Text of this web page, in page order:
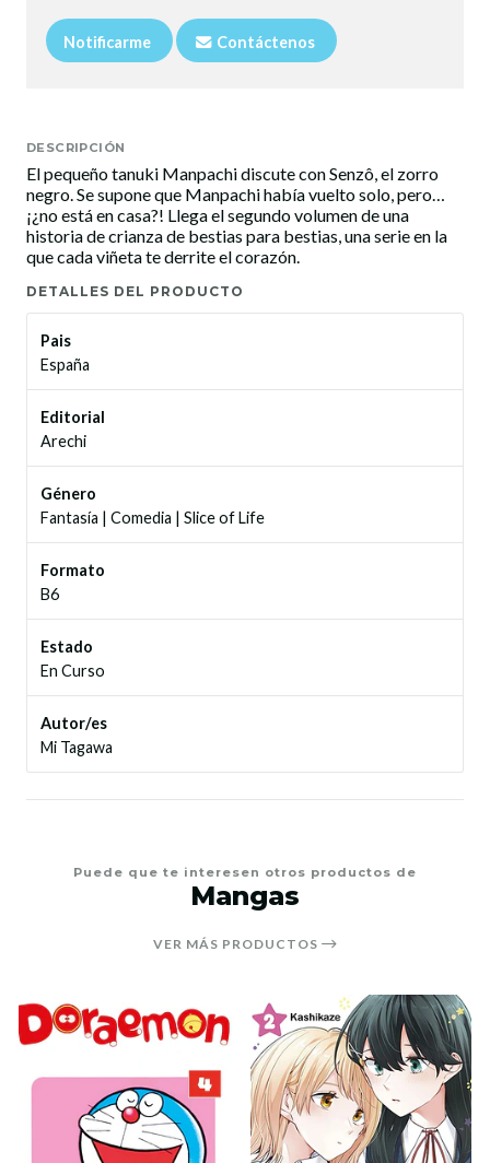
Notificarme Contáctenos
DESCRIPCIÓN
El pequeño tanuki Manpachi discute con Senzô, el zorro
negro. Se supone que Manpachi había vuelto solo, pero…
¡¿no está en casa?! Llega el segundo volumen de una
historia de crianza de bestias para bestias, una serie en la
que cada viñeta te derrite el corazón.
DETALLES DEL PRODUCTO
Pais
España
Editorial
Arechi
Género
Fantasía | Comedia | Slice of Life
Formato
B6
Estado
En Curso
Autor/es
Mi Tagawa
Puede que te interesen otros productos de
Mangas
VER MÁS PRODUCTOS